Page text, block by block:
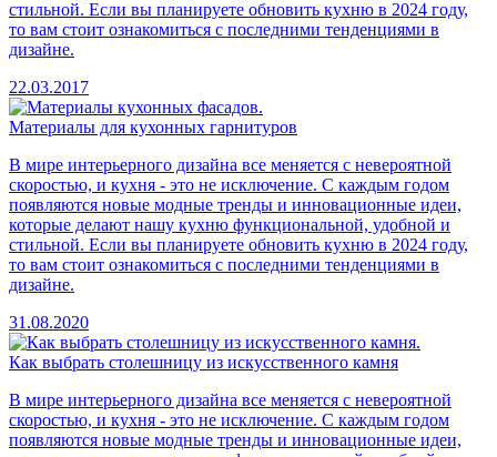
стильной. Если вы планируете обновить кухню в 2024 году,
то вам стоит ознакомиться с последними тенденциями в
дизайне.
22.03.2017
Материалы для кухонных гарнитуров
В мире интерьерного дизайна все меняется с невероятной
скоростью, и кухня - это не исключение. С каждым годом
появляются новые модные тренды и инновационные идеи,
которые делают нашу кухню функциональной, удобной и
стильной. Если вы планируете обновить кухню в 2024 году,
то вам стоит ознакомиться с последними тенденциями в
дизайне.
31.08.2020
Как выбрать столешницу из искусственного камня
В мире интерьерного дизайна все меняется с невероятной
скоростью, и кухня - это не исключение. С каждым годом
появляются новые модные тренды и инновационные идеи,